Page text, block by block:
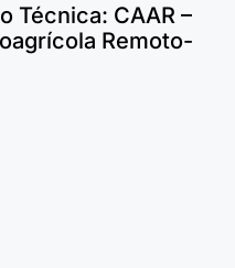
Técnica: CAAR –
Remoto-